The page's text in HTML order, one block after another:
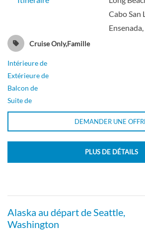
Cabo San
Cruise Only,Famille
Intérieure de
Extérieure de
Balcon de
Suite de
DEMANDER UNE
PLUS DE DÉTAILS
Alaska au départ de Seattle,
Washington